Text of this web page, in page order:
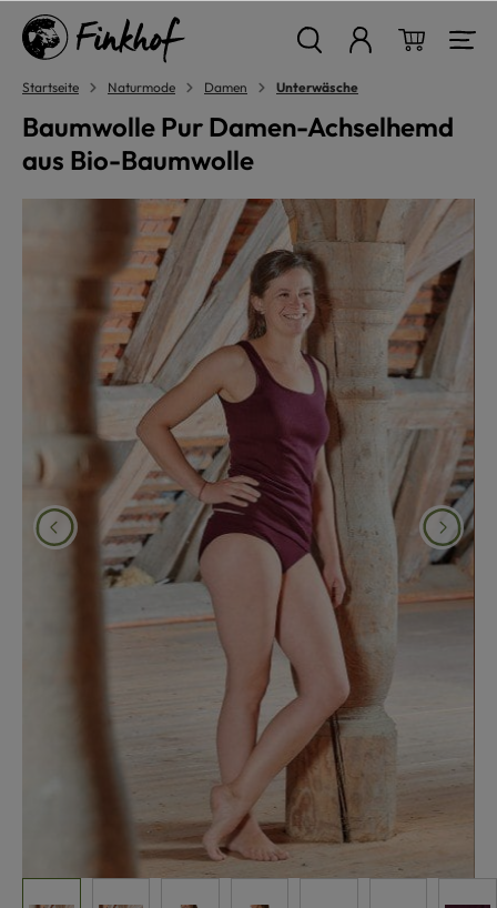
springen
Startseite Naturmode Damen Unterwäsche
Baumwolle Pur Damen-Achselhemd
aus Bio-Baumwolle
Bildergalerie überspringen